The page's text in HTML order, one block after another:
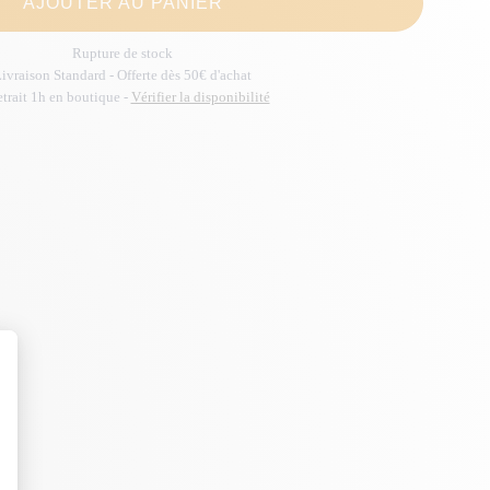
Rupture de stock
Standard - Offerte dès 50€ d'achat
1h en boutique - Vérifier la disponibilité